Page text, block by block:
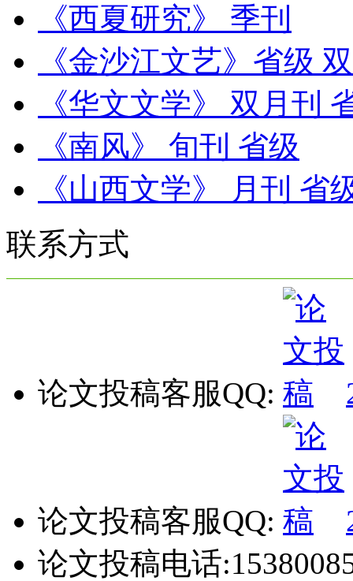
《西夏研究》 季刊
《金沙江文艺》省级
《华文文学》 双月刊
《南风》 旬刊 省级
《山西文学》 月刊 省
联系方式
论文投稿客服QQ:
论文投稿客服QQ:
论文投稿电话